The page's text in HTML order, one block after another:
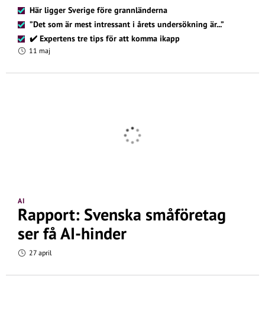
Här ligger Sverige före grannländerna
”Det som är mest intressant i årets undersökning är...”
✔️ Expertens tre tips för att komma ikapp
11 maj
AI
Rapport: Svenska småföretag
ser få AI-hinder
27 april